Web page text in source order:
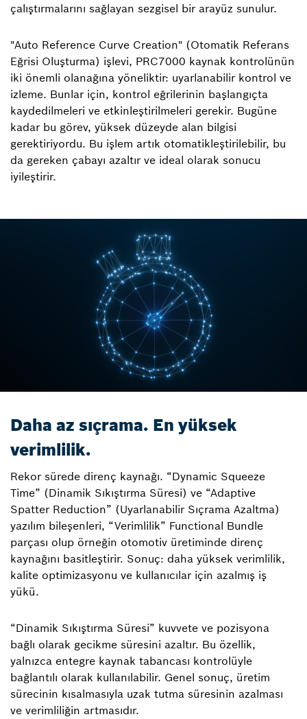
çalıştırmalarını sağlayan sezgisel bir arayüz sunulur.
"Auto Reference Curve Creation" (Otomatik Referans
Eğrisi Oluşturma) işlevi, PRC7000 kaynak kontrolünün
iki önemli olanağına yöneliktir: uyarlanabilir kontrol ve
izleme. Bunlar için, kontrol eğrilerinin başlangıçta
kaydedilmeleri ve etkinleştirilmeleri gerekir. Bugüne
kadar bu görev, yüksek düzeyde alan bilgisi
gerektiriyordu. Bu işlem artık otomatikleştirilebilir, bu
da gereken çabayı azaltır ve ideal olarak sonucu
iyileştirir.
Daha az sıçrama. En yüksek
verimlilik.
Rekor sürede direnç kaynağı. “Dynamic Squeeze
Time” (Dinamik Sıkıştırma Süresi) ve “Adaptive
Spatter Reduction” (Uyarlanabilir Sıçrama Azaltma)
yazılım bileşenleri, “Verimlilik” Functional Bundle
parçası olup örneğin otomotiv üretiminde direnç
kaynağını basitleştirir. Sonuç: daha yüksek verimlilik,
kalite optimizasyonu ve kullanıcılar için azalmış iş
yükü.
“Dinamik Sıkıştırma Süresi” kuvvete ve pozisyona
bağlı olarak gecikme süresini azaltır. Bu özellik,
yalnızca entegre kaynak tabancası kontrolüyle
bağlantılı olarak kullanılabilir. Genel sonuç, üretim
sürecinin kısalmasıyla uzak tutma süresinin azalması
ve verimliliğin artmasıdır.